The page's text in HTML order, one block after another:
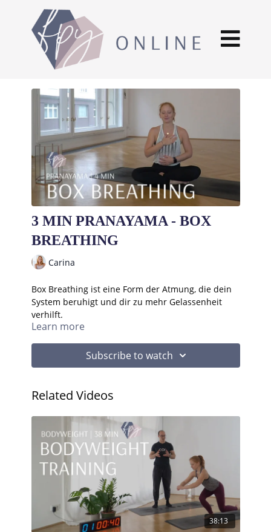
3 MIN PRANAYAMA - BOX
BREATHING
Carina
Box Breathing ist eine Form der Atmung, die dein
System beruhigt und dir zu mehr Gelassenheit
verhilft.
Learn more
Subscribe to watch
Related Videos
38:13